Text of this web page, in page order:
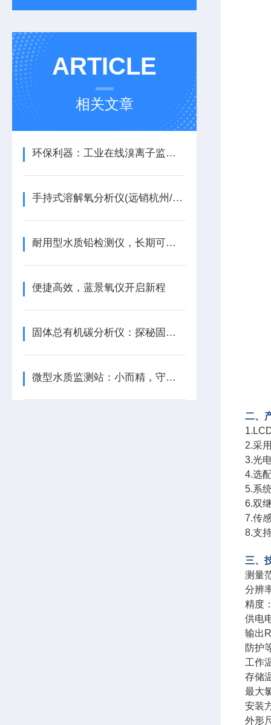
ARTICLE
相关文章
环保利器：工业在线溴离子监测仪，助力废水达标排放
手持式溶解氧分析仪(远销杭州/山东/上海)
耐用型水质铅检测仪，长期可靠的水质守护者
便捷高效，蓝景氧仪开启新程
固体总有机碳分析仪：探秘固体碳世界，驱动行业发展
微型水质监测站：小而精，守护水世界
二、
2.采
3.光
4.选
5.系
6.双
7.传
8.支
三、
测量
分辨
精度
供电
输出
防护
工作
存储
最大
安装
外形